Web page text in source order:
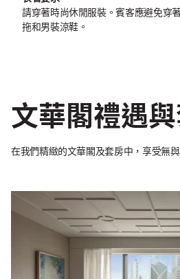
請穿著時尚休閒服裝。賓客應避免穿
拖和男裝涼鞋。
文華閣禮遇
在我們精緻的文華閣及套房中，享受無